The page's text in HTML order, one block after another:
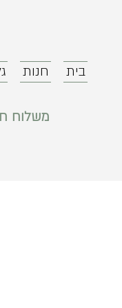
בית חנות
משלוח